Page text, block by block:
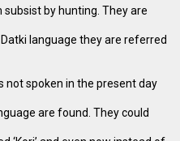
by hunting. They are
Datki language they are referred
not spoken in the present day
are found. They could